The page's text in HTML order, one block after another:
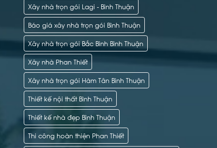
Xây nhà trọn gói Lagi - Bình Thuận
Báo giá xây nhà trọn gói Bình Thuận
Xây nhà trọn gói Bắc Bình Bình Thuận
Xây nhà Phan Thiết
Xây nhà trọn gói Hàm Tân Bình Thuận
Thiết kế nội thất Bình Thuận
Thiết kế nhà đẹp Bình Thuận
Thi công hoàn thiện Phan Thiết